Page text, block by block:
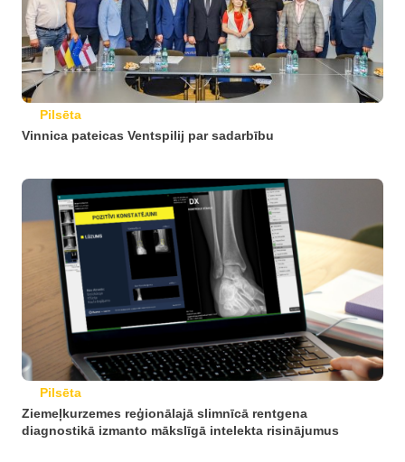
Pilsēta
Vinnica pateicas Ventspilij par sadarbību
Pilsēta
Ziemeļkurzemes reģionālajā slimnīcā rentgena
diagnostikā izmanto mākslīgā intelekta risinājumus